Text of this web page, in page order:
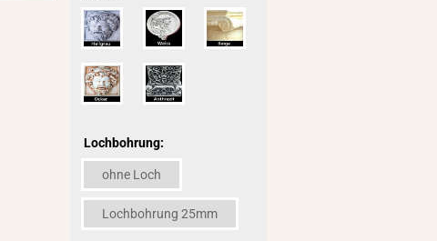
Lochbohrung:
ohne Loch
Lochbohrung 25mm